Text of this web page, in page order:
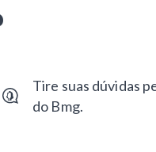
Tire suas dúvidas
do Bmg.